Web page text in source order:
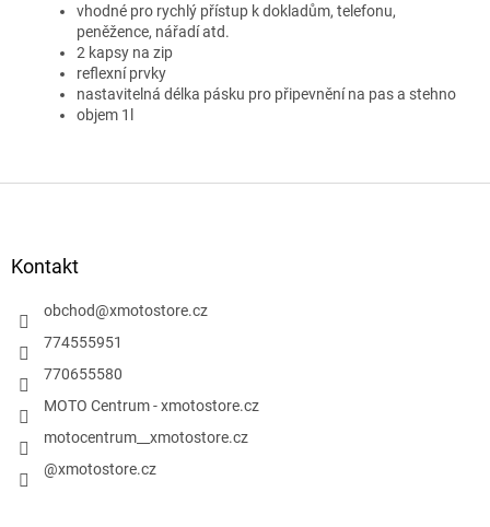
vhodné pro rychlý přístup k dokladům, telefonu,
peněžence, nářadí atd.
2 kapsy na zip
reflexní prvky
nastavitelná délka pásku pro připevnění na pas a stehno
objem 1l
Kontakt
obchod@xmotostore.cz
774555951
770655580
MOTO Centrum - xmotostore.cz
motocentrum__xmotostore.cz
@xmotostore.cz